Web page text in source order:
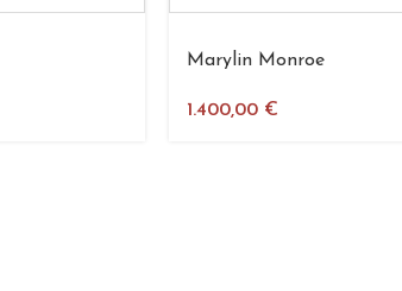
Marylin Monroe
1.400,00 €